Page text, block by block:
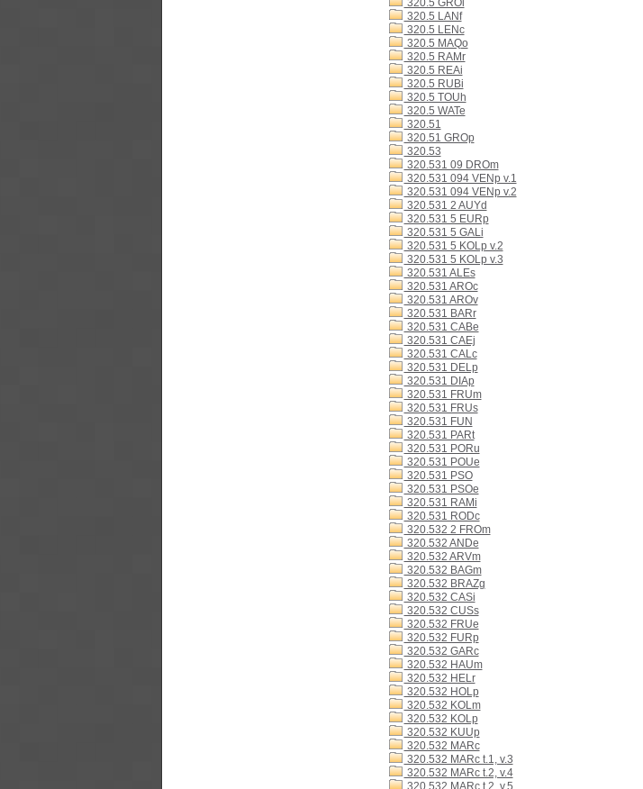
320.5 GROi
320.5 LANf
320.5 LENc
320.5 MAQo
320.5 RAMr
320.5 REAi
320.5 RUBi
320.5 TOUh
320.5 WATe
320.51
320.51 GROp
320.53
320.531 09 DROm
320.531 094 VENp v.1
320.531 094 VENp v.2
320.531 2 AUYd
320.531 5 EURp
320.531 5 GALi
320.531 5 KOLp v.2
320.531 5 KOLp v.3
320.531 ALEs
320.531 AROc
320.531 AROv
320.531 BARr
320.531 CABe
320.531 CAEj
320.531 CALc
320.531 DELp
320.531 DIAp
320.531 FRUm
320.531 FRUs
320.531 FUN
320.531 PARt
320.531 PORu
320.531 POUe
320.531 PSO
320.531 PSOe
320.531 RAMi
320.531 RODc
320.532 2 FROm
320.532 ANDe
320.532 ARVm
320.532 BAGm
320.532 BRAZg
320.532 CASi
320.532 CUSs
320.532 FRUe
320.532 FURp
320.532 GARc
320.532 HAUm
320.532 HELr
320.532 HOLp
320.532 KOLm
320.532 KOLp
320.532 KUUp
320.532 MARc
320.532 MARc t.1, v.3
320.532 MARc t.2, v.4
320.532 MARc t.2, v.5